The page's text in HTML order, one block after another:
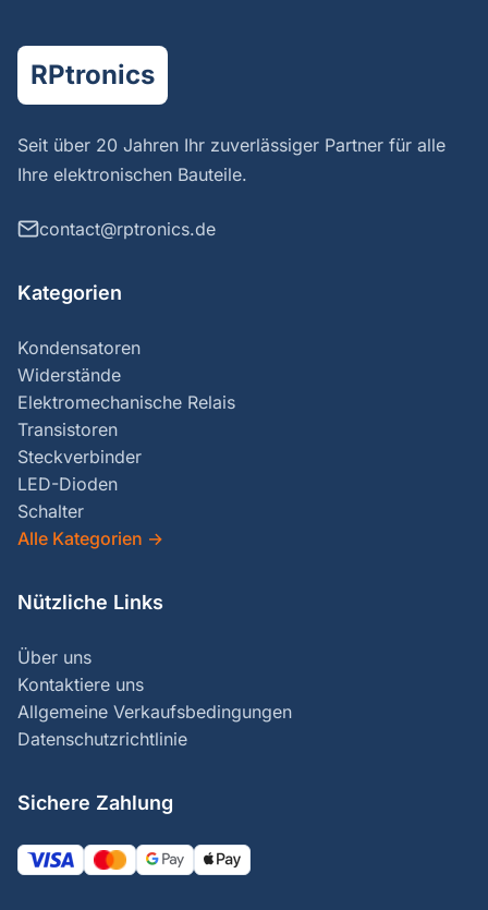
RPtronics
Seit über 20 Jahren Ihr zuverlässiger Partner für alle
Ihre elektronischen Bauteile.
contact@rptronics.de
Kategorien
Kondensatoren
Widerstände
Elektromechanische Relais
Transistoren
Steckverbinder
LED-Dioden
Schalter
Alle Kategorien →
Nützliche Links
Über uns
Kontaktiere uns
Allgemeine Verkaufsbedingungen
Datenschutzrichtlinie
Sichere Zahlung